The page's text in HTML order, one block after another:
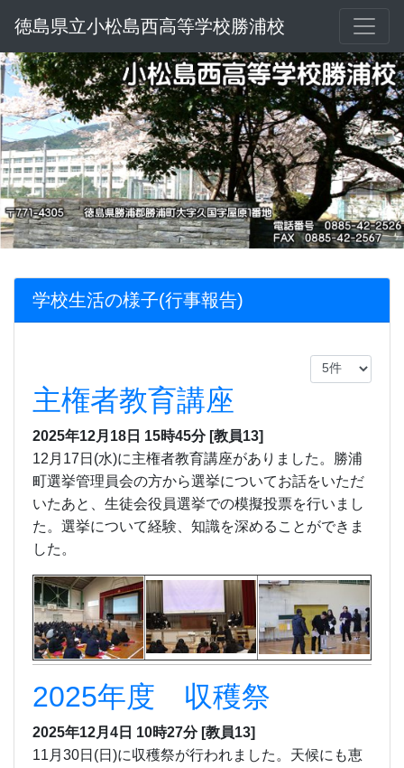
徳島県立小松島西高等学校勝浦校
学校生活の様子(行事報告)
主権者教育講座
2025年12月18日 15時45分 [教員13]
12月17日(水)に主権者教育講座がありました。勝浦
町選挙管理員会の方から選挙についてお話をいただ
いたあと、生徒会役員選挙での模擬投票を行いまし
た。選挙について経験、知識を深めることができま
した。
2025年度 収穫祭
2025年12月4日 10時27分 [教員13]
11月30日(日)に収穫祭が行われました。天候にも恵